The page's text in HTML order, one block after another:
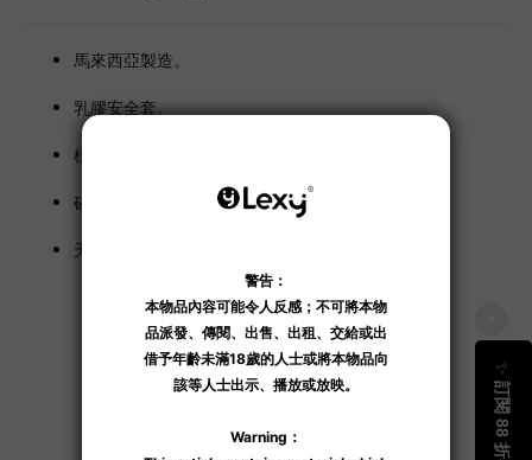
馬來西亞製造。
乳膠安全套。
標準剪裁。
矽樹脂油潤滑劑。
天然奶白色。
了解更多